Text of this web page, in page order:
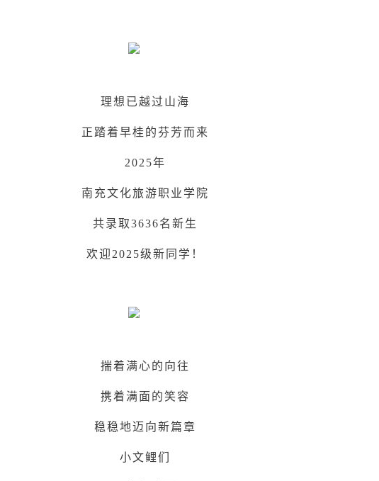
理想已越过山海
正踏着早桂的芬芳而来
2025年
南充文化旅游职业学院
共录取3636名新生
欢迎2025级新同学！
揣着满心的向往
携着满面的笑容
稳稳地迈向新篇章
小文鲤们